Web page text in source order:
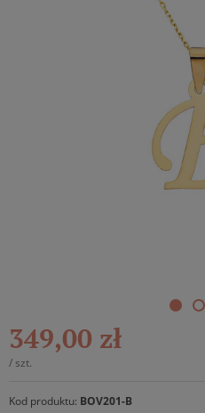
349,00 zł
/ szt.
Kod produktu: BOV201-B